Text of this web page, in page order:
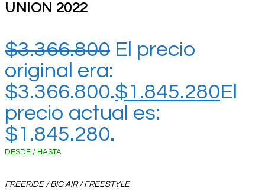
UNION 2022
$3.366.800 El precio
original era:
$3.366.800.$1.845.280El
precio actual es:
$1.845.280.
DESDE / HASTA
FREERIDE / BIG AIR / FREESTYLE